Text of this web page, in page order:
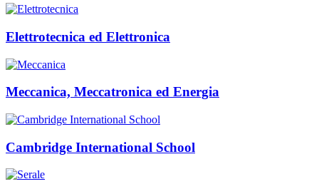
Elettrotecnica ed Elettronica
Meccanica, Meccatronica ed Energia
Cambridge International School